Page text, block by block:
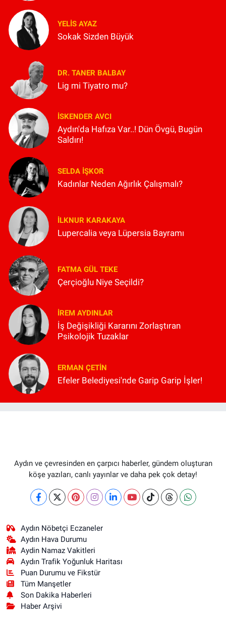
YELIS AYAZ
Sokak Sizden Büyük
DR. TANER BALBAY
Lig mi Tiyatro mu?
İSKENDER AVCI
Aydın'da Hafıza Var..! Dün Övgü, Bugün
Saldırı!
SELDA İŞKOR
Kadınlar Neden Ağırlık Çalışmalı?
İLKNUR KARAKAYA
Lupercalia veya Lüpersia Bayramı
FATMA GÜL TEKE
Çerçioğlu Niye Seçildi?
İREM AYDINLAR
İş Değişikliği Kararını Zorlaştıran
Psikolojik Tuzaklar
ERMAN ÇETIN
Efeler Belediyesi'nde Garip Garip İşler!
Aydın ve çevresinden en çarpıcı haberler, gündem oluşturan
köşe yazıları, canlı yayınlar ve daha pek çok detay!
Aydın Nöbetçi Eczaneler
Aydın Hava Durumu
Aydin Namaz Vakitleri
Aydın Trafik Yoğunluk Haritası
Puan Durumu ve Fikstür
Tüm Manşetler
Son Dakika Haberleri
Haber Arşivi